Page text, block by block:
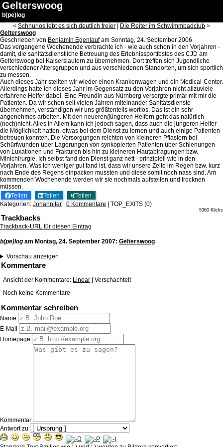
Gelterswoog
b(pe)log
< Schnurlos lebt es sich deutlich freier Die Reiter im Schwimmbadclub >
Gelterswoog
Geschrieben von Benjamin Egenlaufam Sonntag, 24. September 2006
Das vergangene Wochenende verbrachte ich - wie auch schon in den Vorjahren -
damit, die sanitätsdienstliche Betreuung des Erlebnissportfestes des CJD am
Gelterswoog bei Kaiserslautern zu übernehmen. Dort treffen sich Jugendliche
verschiedener Altersgruppen und aus verschiedenen Standorten, um sich sportlich
zu messen.
Auch dieses Jahr stellten wir wieder einen Krankenwagen und ein Medical-Center.
Allerdings hatte ich dieses Jahr im Gegensatz zu den Vorjahren nicht allzuviele
erfahrene Helfer dabei. Eine Freundin aus Nürnberg versorgte primär mit mir die
Patienten. Da wir schon seit vielen Jahren miteinander Sanitätsdienste
übernehmen, verständigen wir uns größtenteils wortlos. Das ist ein sehr
angenehmes arbeiten. Mit den neueren/jüngeren Helfern geht das natürlich
(noch)nicht. Alles in Allem kann ich jedoch sagen, dass auch die jüngeren Helfer
die Möglichkeit hatten, etwas bei dem Dienst zu lernen und auch einige Patienten
betreuen konnten. Die Versorgungen reichten von kleineren Pflastern bei
Schürfwunden über Lagerungen von synkopierten Patienten über Schienungen
von Luxationen und Frakturen bis hin zu kleineren Hautabtragungen bzw.
Minichirurgie. Ich selbst fand den Dienst ganz nett - prinzipiell wie in den
Vorjahren. Was ich weniger gut fand ist, dass wir unsere Zelte im Regen bzw. kurz
nach Ende des Regens einpacken mussten und diese somit noch nass sind. Am
kommenden Wochenende werden wir sie nochmals aufstellen und trocknen
müssen.
Teilen
Teilen
Teilen
Kategorien: Johanniter 0 Kommentare TOP_EXITS (0)
5360 Klicks
Trackbacks
Trackback-URL für diesen Eintrag
b(pe)log am Montag, 24. September 2007: Gelterswoog
Vorschau anzeigen
Kommentare
Ansicht der Kommentare: Linear | Verschachtelt
Noch keine Kommentare
Kommentar schreiben
Name
E-Mail
Homepage
Kommentar
Antwort zu